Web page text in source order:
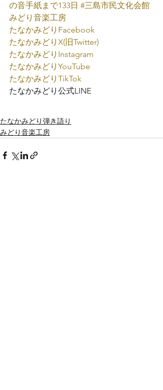
の音手紙まで133日 #三島市民文化会館
みどり音楽工房
たなかみどり Facebook
たなかみどり X(旧Twitter)
たなかみどり Instagram
たなかみどり YouTube
たなかみどり TikTok
たなかみどり公式LINE
たなかみどり弾き語り
みどり音楽工房